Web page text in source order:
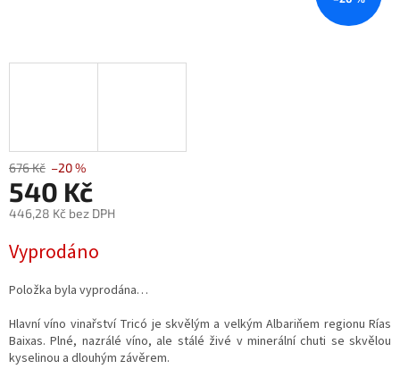
676 Kč –20 %
540 Kč
446,28 Kč bez DPH
cena:
Vyprodáno
Položka byla vyprodána…
Hlavní víno vinařství Tricó je skvělým a velkým Albariňem regionu Rías
Baixas. Plné, nazrálé víno, ale stálé živé v minerální chuti se skvělou
kyselinou a dlouhým závěrem.